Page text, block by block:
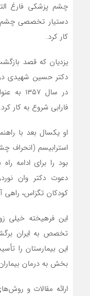
دستیار تخصصی چشم
کار کرد.
یزدیان که قصد
دکتر حسین شهیدی
در سال
فارابی شروع به کار کرد.
او یکسال بعد با
استرابیسم
بود را برای ادامه
دعوت دکتر وان
کودکان تگزاس، راهی
این فرهیخته خیلی
تخصص به ایران
این بیمارستان را
بخش به درمان
ارائه مقالات و